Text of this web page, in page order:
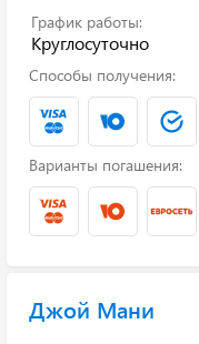
График работы:
Круглосуточно
Способы получения:
Варианты погашения:
Джой Мани